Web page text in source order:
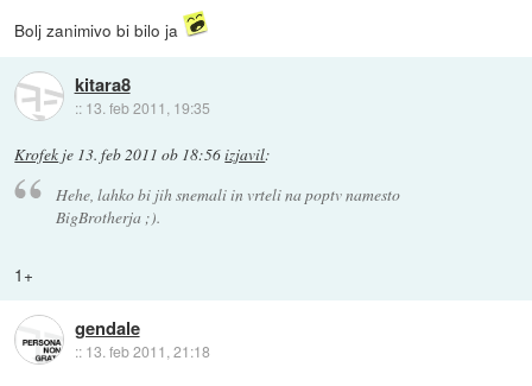
Bolj zanimivo bi bilo ja
kitara8
:: 13. feb 2011, 19:35
Krofek je 13. feb 2011 ob 18:56izjavil:
Hehe, lahko bi jih snemali in vrteli na poptv namesto
BigBrotherja ;).
1+
gendale
:: 13. feb 2011, 21:18